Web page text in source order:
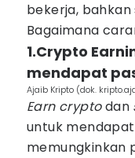
bekerja,
Bagaimana
1.Crypto
mendapat
Ajaib Kripto (dok.
Earn cryptodan
untuk
memungkinkan